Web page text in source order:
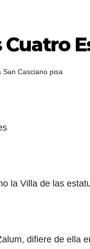
Cuatro
San Casciano pisa
la Villa de las
difiere de ella